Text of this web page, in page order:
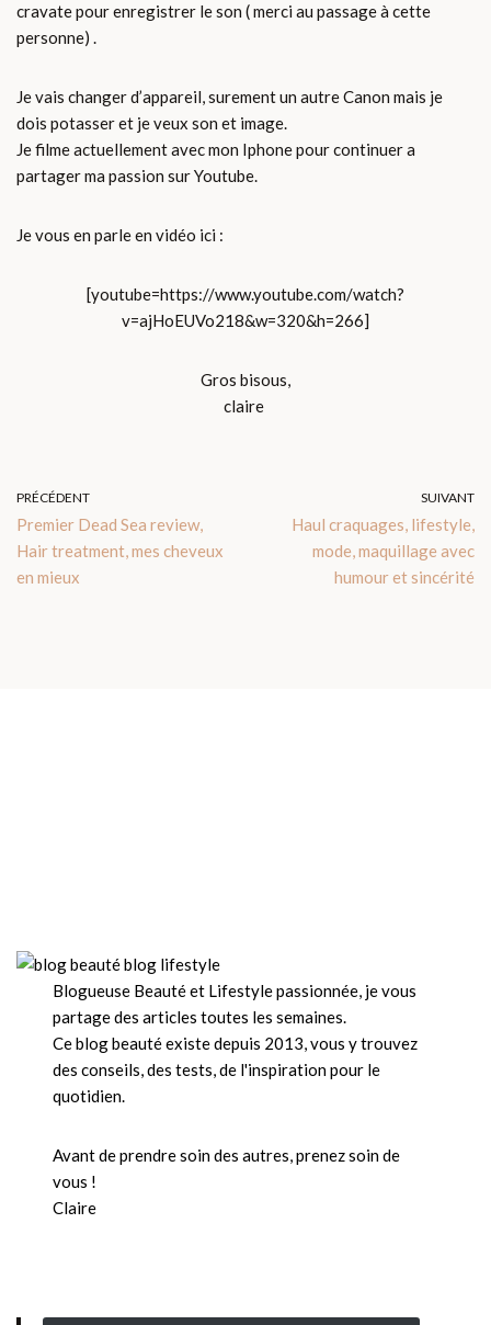
cravate pour enregistrer le son ( merci au passage à cette
personne) .
Je vais changer d’appareil, surement un autre Canon mais je
dois potasser et je veux son et image.
Je filme actuellement avec mon Iphone pour continuer a
partager ma passion sur Youtube.
Je vous en parle en vidéo ici :
[youtube=https://www.youtube.com/watch?
v=ajHoEUVo218&w=320&h=266]
Gros bisous,
claire
PRÉCÉDENT
Premier Dead Sea review,
Hair treatment, mes cheveux
en mieux
SUIVANT
Haul craquages, lifestyle,
mode, maquillage avec
humour et sincérité
Blogueuse Beauté et Lifestyle passionnée, je vous
partage des articles toutes les semaines.
Ce blog beauté existe depuis 2013, vous y trouvez
des conseils, des tests, de l'inspiration pour le
quotidien.
Avant de prendre soin des autres, prenez soin de
vous !
Claire